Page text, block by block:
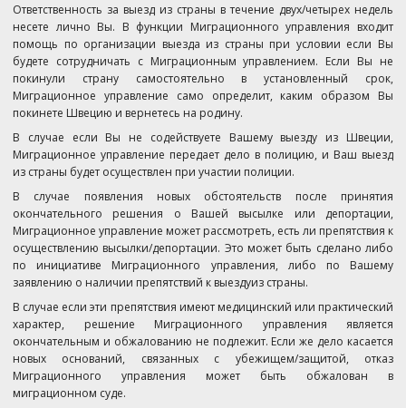
Ответственность за выезд из страны в течение двух/четырех недель
несете лично Вы. В функции Миграционного управления входит
помощь по организации выезда из страны при условии если Вы
будете сотрудничать с Миграционным управлением. Если Вы не
покинули страну самостоятельно в установленный срок,
Миграционное управление само определит, каким образом Вы
покинете Швецию и вернетесь на родину.
В случае если Вы не содействуете Вашему выезду из Швеции,
Миграционное управление передает дело в полицию, и Ваш выезд
из страны будет осуществлен при участии полиции.
В случае появления новых обстоятельств после принятия
окончательного решения о Вашей высылке или депортации,
Миграционное управление может рассмотреть, есть ли препятствия к
осуществлению высылки/депортации. Это может быть сделано либо
по инициативе Миграционного управления, либо по Вашему
заявлению о наличии препятствий к выездуиз страны.
В случае если эти препятствия имеют медицинский или практический
характер, решение Миграционного управления является
окончательным и обжалованию не подлежит. Если же дело касается
новых оснований, связанных с убежищем/защитой, отказ
Миграционного управления может быть обжалован в
миграционном суде.